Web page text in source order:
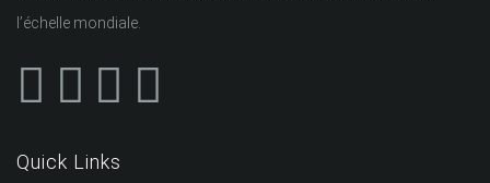
l’échelle mondiale.
Quick Links